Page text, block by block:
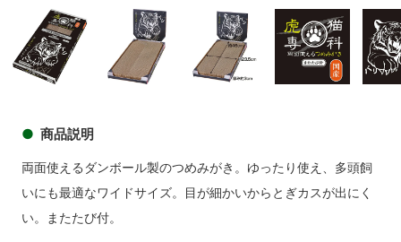
商品説明
両面使えるダンボール製のつめみがき。ゆったり使え、多頭飼
いにも最適なワイドサイズ。目が細かいからとぎカスが出にく
い。またたび付。